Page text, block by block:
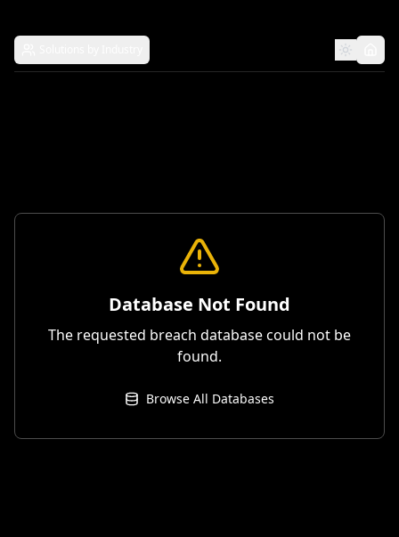
Database Not Found
The requested breach database could not be
found.
Browse All Databases